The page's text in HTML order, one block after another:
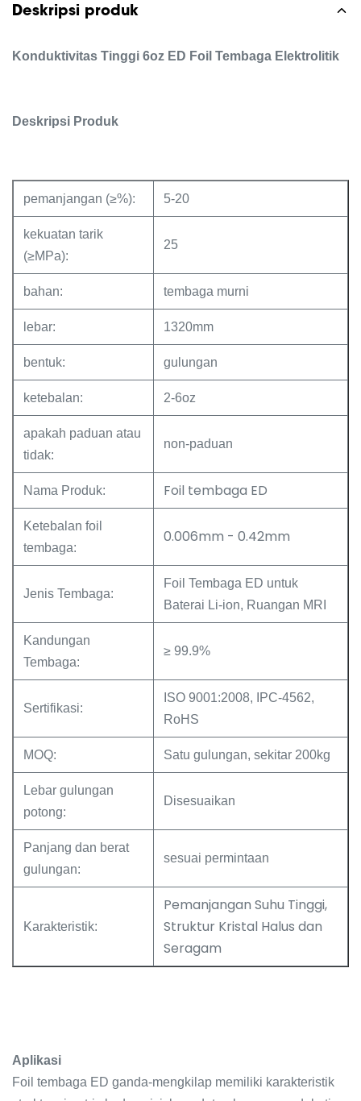
Deskripsi produk
Konduktivitas Tinggi 6oz ED Foil Tembaga Elektrolitik
Deskripsi Produk
pemanjangan (≥%): 5-20
kekuatan tarik
(≥MPa):
25
bahan: tembaga murni
lebar: 1320mm
bentuk: gulungan
ketebalan: 2-6oz
apakah paduan atau
tidak:
non-paduan
Nama Produk: Foil tembaga ED
Ketebalan foil
tembaga:
0.006mm - 0.42mm
Jenis Tembaga:
Foil Tembaga ED untuk
Baterai Li-ion, Ruangan MRI
Kandungan
Tembaga:
≥ 99.9%
Sertifikasi:
ISO 9001:2008, IPC-4562,
RoHS
MOQ: Satu gulungan, sekitar 200kg
Lebar gulungan
potong:
Disesuaikan
Panjang dan berat
gulungan:
sesuai permintaan
Karakteristik:
Pemanjangan Suhu Tinggi,
Struktur Kristal Halus dan
Seragam
Aplikasi
Foil tembaga ED ganda-mengkilap memiliki karakteristik